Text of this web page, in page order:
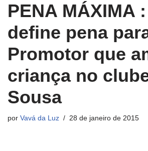
PENA MÁXIMA
define pena
Promotor que
criança no
Sousa
por Vavá da Luz 28 de janeiro de 2015